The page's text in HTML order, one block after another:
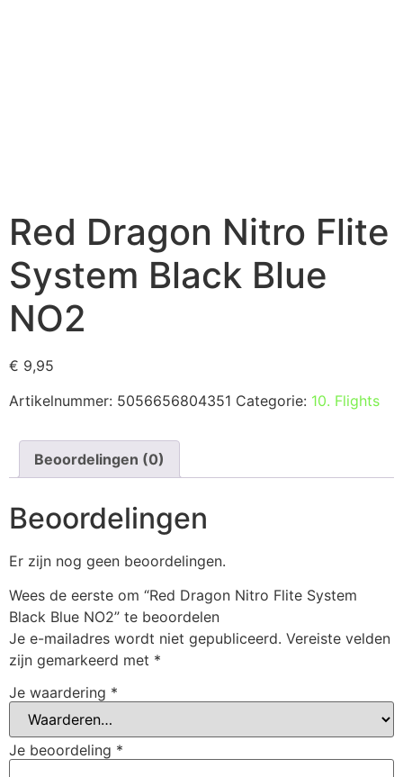
Red Dragon Nitro Flite
System Black Blue
NO2
€ 9,95
Artikelnummer: 5056656804351 Categorie: 10. Flights
Beoordelingen (0)
Beoordelingen
Er zijn nog geen beoordelingen.
Wees de eerste om “Red Dragon Nitro Flite System
Black Blue NO2” te beoordelen
Je e-mailadres wordt niet gepubliceerd. Vereiste velden
zijn gemarkeerd met *
Je waardering *
Je beoordeling *